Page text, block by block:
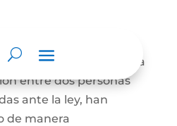
Marital de Hecho
ante juez o notario de la
entre dos personas
ante la ley, han
de manera